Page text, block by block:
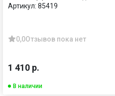
Артикул: 85419
0,0Отзывов пока нет
1 410 р.
В наличии